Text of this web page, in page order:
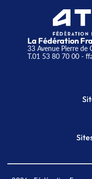
La Fédération
33 Avenue Pierre de
T.01 53 80 70 00-